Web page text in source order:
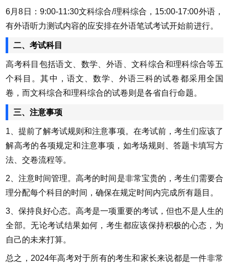
6月8日：9:00-11:30文科综合/理科综合，15:00-17:00外语，
有外语听力测试内容的应安排在外语笔试考试开始前进行。
二、考试科目
高考科目包括语文、数学、外语、文科综合和理科综合等五
个科目。其中，语文、数学、外语三科的试卷都采用全国
卷，而文科综合和理科综合的试卷则是各省自行命题。
三、注意事项
1、提前了解考试规则和注意事项。在考试前，考生们应该了
解高考的各项规定和注意事项，如考场规则、答题卡填写方
法、交卷流程等。
2、注意时间管理。高考的时间是非常宝贵的，考生们需要合
理分配每个科目的时间，确保在规定时间内完成所有题目。
3、保持良好心态。高考是一项重要的考试，但也不是人生的
全部。无论考试结果如何，考生都应该保持积极的心态，为
自己的未来打算。
总之，2024年高考对于所有的考生和家长来说都是一件非常